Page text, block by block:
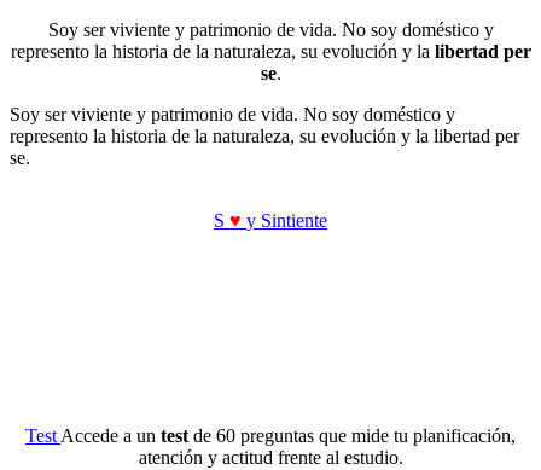
Soy ser viviente y patrimonio de vida. No soy doméstico y
represento la historia de la naturaleza, su evolución y la libertad per
se.
Soy ser viviente y patrimonio de vida. No soy doméstico y
represento la historia de la naturaleza, su evolución y la libertad per
se.
S ♥ y Sintiente
Test Accede a un test de 60 preguntas que mide tu planificación,
atención y actitud frente al estudio.